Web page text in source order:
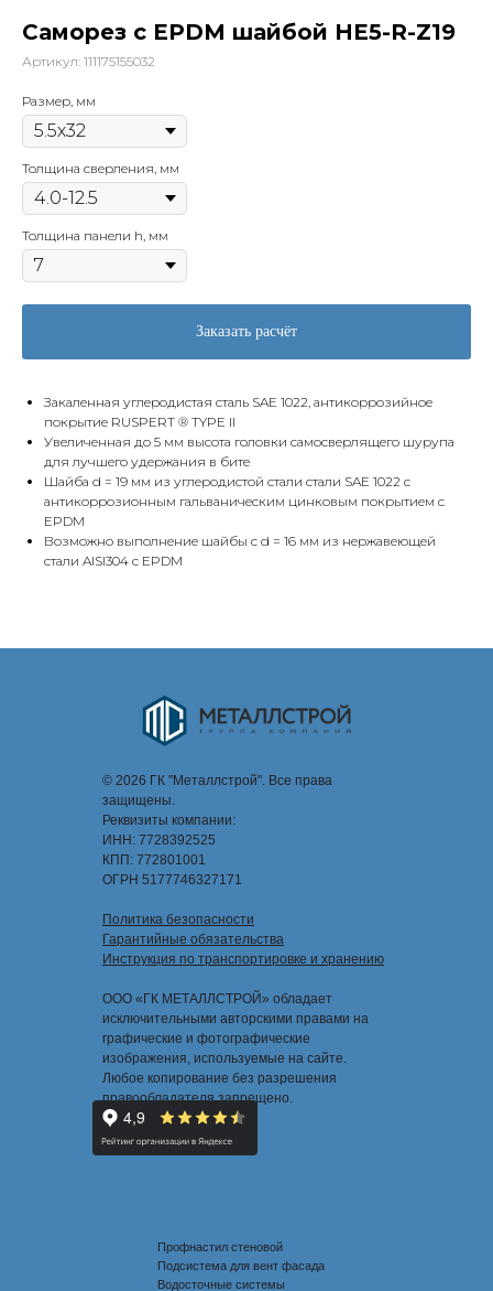
Саморез с EPDM шайбой HE5-R-Z19
Артикул: 111175155032
Размер, мм
Толщина сверления, мм
Толщина панели h, мм
Заказать расчёт
Закаленная углеродистая сталь SAE 1022, антикоррозийное
покрытие RUSPERT ® TYPE II
Увеличенная до 5 мм высота головки самосверлящего шурупа
для лучшего удержания в бите
Шайба d = 19 мм из углеродистой стали стали SAE 1022 с
антикоррозионным гальваническим цинковым покрытием с
EPDM
Возможно выполнение шайбы с d = 16 мм из нержавеющей
стали AISI304 c EPDM
© 2026 ГК "Металлстрой". Все права
защищены.
Реквизиты компании:
ИНН: 7728392525
КПП: 772801001
ОГРН 5177746327171
Политика безопасности
Гарантийные обязательства
Инструкция по транспортировке и хранению
ООО «ГК МЕТАЛЛСТРОЙ» обладает
исключительными авторскими правами на
графические и фотографические
изображения, используемые на сайте.
Любое копирование без разрешения
правообладателя запрещено.
Профнастил стеновой
Подсистема для вент фасада
Водосточные системы